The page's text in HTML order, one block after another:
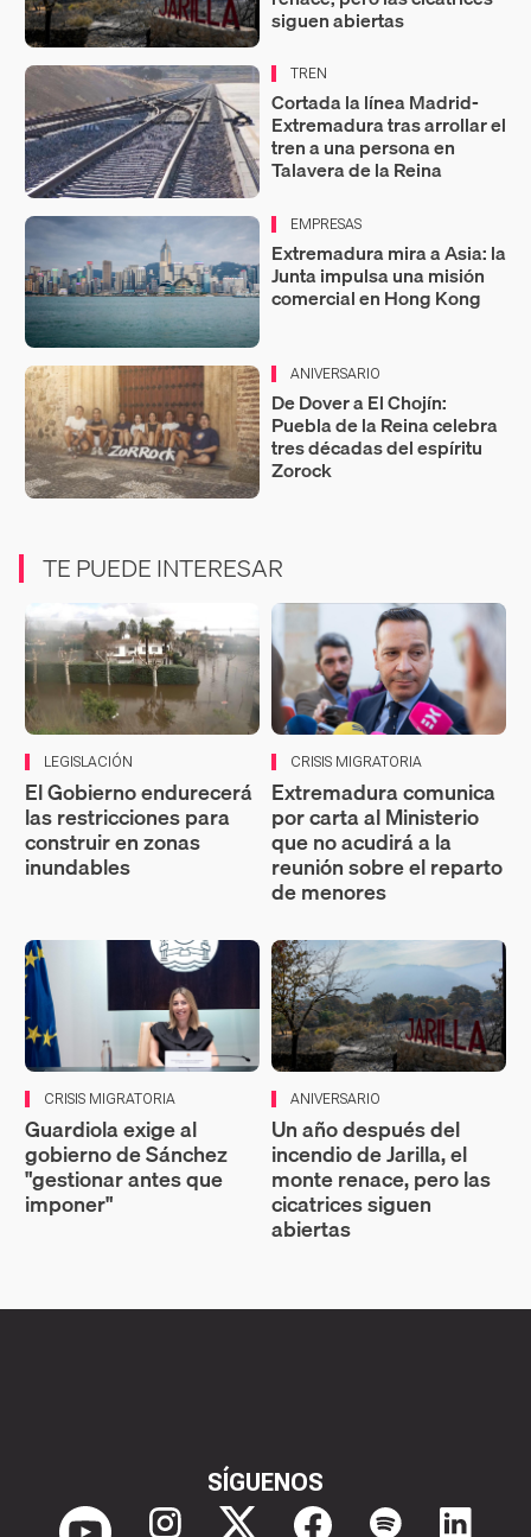
siguen abiertas
TREN
Cortada la línea Madrid-
Extremadura tras arrollar el
tren a una persona en
Talavera de la Reina
EMPRESAS
Extremadura mira a Asia: la
Junta impulsa una misión
comercial en Hong Kong
ANIVERSARIO
De Dover a El Chojín:
Puebla de la Reina celebra
tres décadas del espíritu
Zorock
TE PUEDE INTERESAR
LEGISLACIÓN
El Gobierno endurecerá
las restricciones para
construir en zonas
inundables
CRISIS MIGRATORIA
Extremadura comunica
por carta al Ministerio
que no acudirá a la
reunión sobre el reparto
de menores
CRISIS MIGRATORIA
Guardiola exige al
gobierno de Sánchez
"gestionar antes que
imponer"
ANIVERSARIO
Un año después del
incendio de Jarilla, el
monte renace, pero las
cicatrices siguen
abiertas
SÍGUENOS